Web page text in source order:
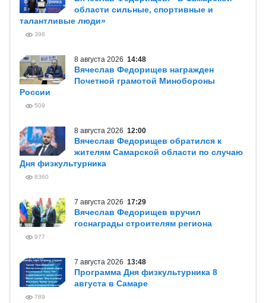
области сильные, спортивные и
талантливые люди»
398
8 августа 2026 14:48
Вячеслав Федорищев награжден
Почетной грамотой Минобороны
России
509
8 августа 2026 12:00
Вячеслав Федорищев обратился к
жителям Самарской области по случаю
Дня физкультурника
8360
7 августа 2026 17:29
Вячеслав Федорищев вручил
госнаграды строителям региона
977
7 августа 2026 13:48
Программа Дня физкультурника 8
августа в Самаре
789